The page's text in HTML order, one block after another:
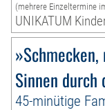
(mehrere Einzeltermine
UNIKATUM
Sinnen
45-minütige